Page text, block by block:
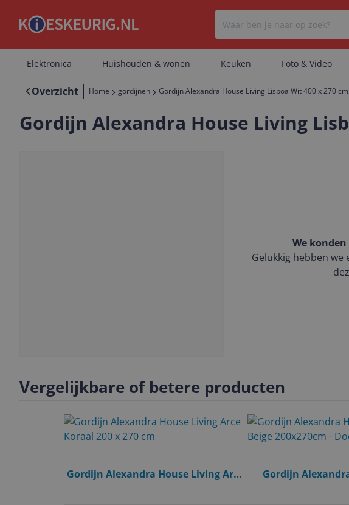
Er zijn
Elektronica Huishouden & wonen Keuken Foto & Video
Overzicht Home gordijnen Gordijn Alexandra House Living Lisboa Wit 400 x 270
Gordijn Alexandra House Living
We
Gelukkig hebben
Vergelijkbare of betere producten
Gordijn Alexandra House Living Arce
Gordijn